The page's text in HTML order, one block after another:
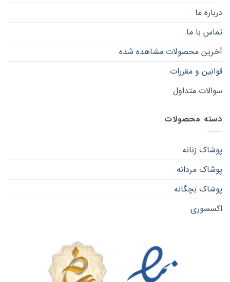
درباره ما
تماس با ما
آخرین محصولات مشاهده شده
قوانین و مقررات
سوالات متداول
دسته محصولات
پوشاک زنانه
پوشاک مردانه
پوشاک بچگانه
اکسسوری